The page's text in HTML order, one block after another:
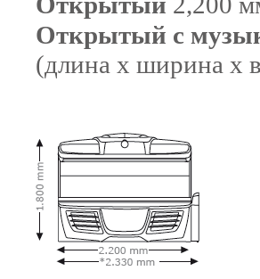
Открытый с
(длина x ширина x